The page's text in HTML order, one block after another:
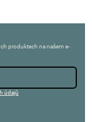
produktech na našem e-
údajů